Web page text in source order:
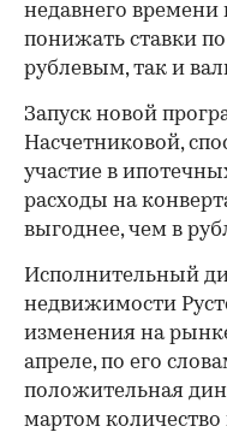
недавнего
понижать ставки
рублевым, так и
Запуск новой
Насчетниковой,
участие в
расходы на
выгоднее, чем в
Исполнительный
недвижимости
изменения на
апреле, по его
положительная
мартом